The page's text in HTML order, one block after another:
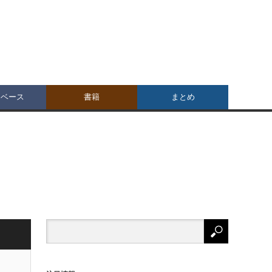
ース 書籍 まとめ